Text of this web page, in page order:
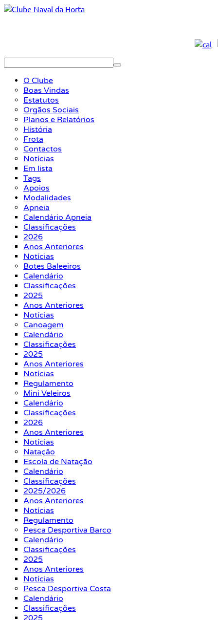
O Clube
Boas Vindas
Estatutos
Orgãos Sociais
Planos e Relatórios
História
Frota
Contactos
Notícias
Em lista
Tags
Apoios
Modalidades
Apneia
Calendário Apneia
Classificações
2026
Anos Anteriores
Notícias
Botes Baleeiros
Calendário
Classificações
2025
Anos Anteriores
Notícias
Canoagem
Calendário
Classificações
2025
Anos Anteriores
Notícias
Regulamento
Mini Veleiros
Calendário
Classificações
2026
Anos Anteriores
Notícias
Natação
Escola de Natação
Calendário
Classificações
2025/2026
Anos Anteriores
Notícias
Regulamento
Pesca Desportiva Barco
Calendário
Classificações
2025
Anos Anteriores
Notícias
Pesca Desportiva Costa
Calendário
Classificações
2025